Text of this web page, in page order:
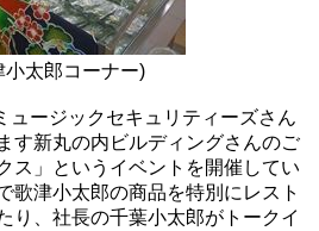
小太郎コーナー)
ュージックセキュリティーズさん
す新丸の内ビルディングさんのご
ス」というイベントを開催してい
歌津小太郎の商品を特別にレスト
り、社長の千葉小太郎がトークイ